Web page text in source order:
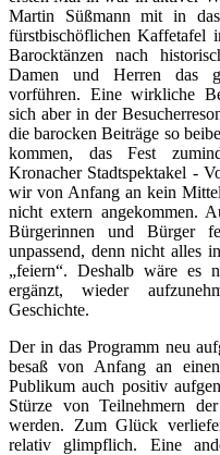
Martin Süßmann mit in
fürstbischöflichen Kaffetafel
Barocktänzen nach
Damen und Herren das
vorführen. Eine wirkliche
sich aber in der
die barocken Beiträge so
kommen, das Fest
Kronacher Stadtspektakel -
wir von Anfang an kein
nicht extern angekommen.
Bürgerinnen und Bürger
unpassend, denn nicht alles
„feiern“. Deshalb wäre es
ergänzt, wieder
Geschichte.
Der in das Programm neu
besaß von Anfang an
Publikum auch positiv
Stürze von Teilnehmern
werden. Zum Glück
relativ glimpflich. Eine